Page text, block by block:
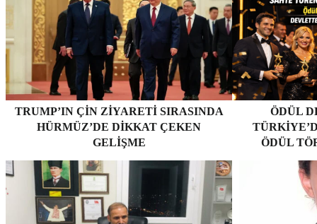
TRUMP’IN ÇIN ZIYARETI SIRASINDA
HÜRMÜZ’DE DIKKAT ÇEKEN
GELIŞME
ÖDÜL
ÖDÜL